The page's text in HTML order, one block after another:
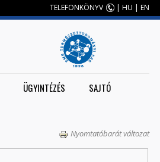
TELEFONKÖNYV | HU | EN
ÜGYINTÉZÉS SAJTÓ
Nyomtatóbarát változat